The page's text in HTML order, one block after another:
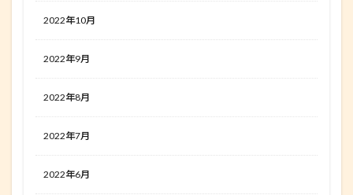
2022年10月
2022年9月
2022年8月
2022年7月
2022年6月